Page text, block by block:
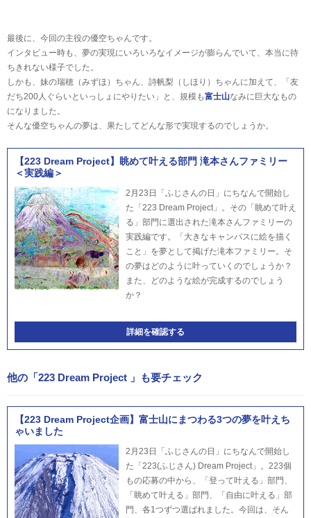
最後に、今回の主役の優空ちゃんです。
インタビュー時も、夢の実現にいろいろなイメージが膨らんでいて、本当に待
ちきれない様子でした。
しかも、妹の瑞穂（みずほ）ちゃん、詩帆梨（しほり）ちゃんに加えて、「友
だち200人ぐらいといっしょにやりたい」と、規模も富士山なみに巨大なもの
になりました。
そんな優空ちゃんの夢は、果たしてどんな形で実現するのでしょうか。
【223 Dream Project】眺めて叶える部門 滝本さんファミリー
＜実践編＞
2月23日「ふじさんの日」にちなんで開始し
た「223 Dream Project」。その「眺めて叶え
る」部門に選出された滝本さんファミリーの
実践編です。「大きなキャンパスに絵を描く
こと」を夢として掲げた滝本ファミリー。そ
の夢はどのように叶っていくのでしょうか？
また、どのような絵が完成するのでしょう
か？
詳細を確認する
他の「223 Dream Project 」も要チェック
【223 Dream Project企画】富士山にまつわる3つの夢を叶えち
ゃいました
2月23日「ふじさんの日」にちなんで開始し
た「223(ふじさん) Dream Project」。223個
もの応募の中から、「登って叶える」部門、
「眺めて叶える」部門、「自由に叶える」部
門、各1つずつ選ばれました。今回は、そん